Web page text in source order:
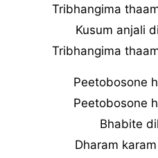
Tribhangima
Kusum anjali
Tribhangima
Peetobosone
Peetobosone
Bhabite
Dharam